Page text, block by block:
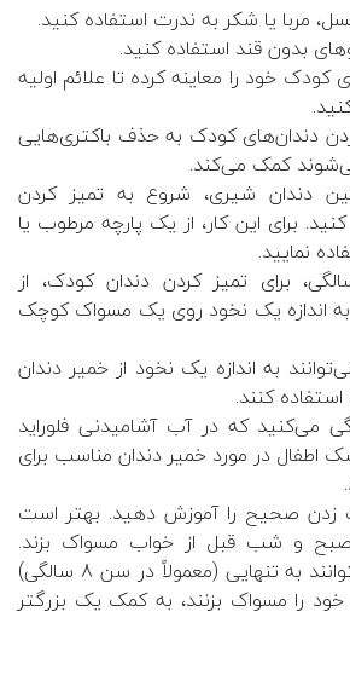
مربا یا شکر به ندرت استفاده کنید.
بدون قند استفاده کنید.
خود را معاینه کرده تا علائم اولیه
دندان‌های کودک به حذف باکتری‌هایی
کمک می‌کند.
دندان شیری، شروع به تمیز کردن
برای این کار، از یک پارچه مرطوب یا
نمایید.
18 ماهگی تا 6 سالگی، برای تمیز کردن دندان کودک، از
به اندازه یک نخود روی یک مسواک کوچک
سالگی می‌توانند به اندازه یک نخود از خمیر دندان
استفاده کنند.
می‌کنید که در آب آشامیدنی فلوراید
اطفال در مورد خمیر دندان مناسب برای
صحیح را آموزش دهید. بهتر است
روز صبح و شب قبل از خواب مسواک بزند.
کودکان تا زمانی که بتوانند به تنهایی (معمولاً در سن 8 سالگی)
را مسواک بزنند، به کمک یک بزرگتر